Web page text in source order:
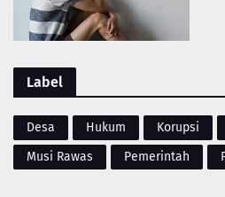
Label
Desa Hukum Korupsi
Musi Rawas
Pemerintah